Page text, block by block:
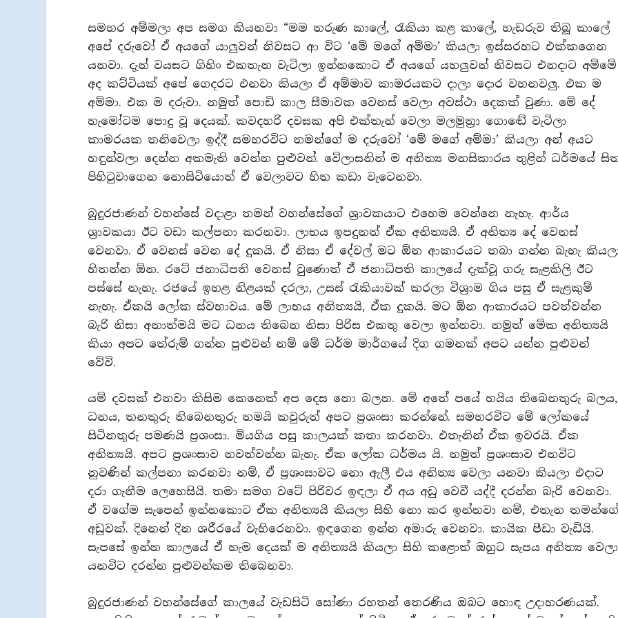
සමහර අම්මලා අප සමග කියනවා “මම තරුණ කාලේ, රැකියා කළ කාලේ, හැඩරුව තිබූ කාලේ
අපේ දරුවෝ ඒ අයගේ යාලුවන් නිවසට ආ විට ‘මේ මගේ අම්මා’ කියලා ඉස්සරහට එක්කගෙන
යනවා. දැන් වයසට ගිහිං එකතැන වැටිලා ඉන්නකොට ඒ අයගේ යහලුවන් නිවසට එනදාට අම්මේ
අද කට්ටියක් අපේ ගෙදරට එනවා කියලා ඒ අම්මාව කාමරයකට දාලා දොර වහනවලු. එක ම
අම්මා. එක ම දරුවා. නමුත් පොඩි කාල සීමාවක වෙනස් වෙලා අවස්ථා දෙකක් වුණා. මේ දේ
හැමෝටම පොදු වූ දෙයක්. කවදහරි දවසක අපි එක්තැන් වෙලා මලමුත්‍රා ගොඬේ වැටිලා
කාමරයක තනිවෙලා ඉද්දී සමහරවිට තමන්ගේ ම දරුවෝ ‘මේ මගේ අම්මා’ කියලා අන් අයට
හඳුන්වලා දෙන්න අකමැති වෙන්න පුළුවන්. වේලාසනින් ම අනිත්‍ය මනසිකාරය තුළින් ධර්මයේ
පිහිටුවාගෙන නොසිටියොත් ඒ වෙලාවට හිත කඩා වැටෙනවා.
බුදුරජාණන් වහන්සේ වදාළා තමන් වහන්සේගේ ශ්‍රාවකයාට එහෙම වෙන්නෙ නැහැ. ආර්ය
ශ්‍රාවකයා ඊට වඩා කල්පනා කරනවා. ලාභය ඉපදුනත් ඒක අනිත්‍යයි. ඒ අනිත්‍ය දේ වෙනස්
වෙනවා. ඒ වෙනස් වෙන දේ දුකයි. ඒ නිසා ඒ දේවල් මට ඕන ආකාරයට තබා ගන්න බැහැ
හිතන්න ඕන. රටේ ජනාධිපති වෙනස් වුණොත් ඒ ජනාධිපති කාලයේ දැක්වූ ගරු සැළකිලි ඊට
පස්සේ නැහැ. රජයේ ඉහළ නිළයක් දරලා, උසස් රැකියාවක් කරලා විශ්‍රාම ගිය පසු ඒ සැළකුම්
නැහැ. ඒකයි ලෝක ස්වභාවය. මේ ලාභය අනිත්‍යයි, ඒක දුකයි. මට ඕන ආකාරයට පවත්වන්න
බැරි නිසා අනාත්මයි මට ධනය තිබෙන නිසා පිරිස එකතු වෙලා ඉන්නවා. නමුත් මේක අනිත්‍යයි
කියා අපට තේරුම් ගන්න පුළුවන් නම් මේ ධර්ම මාර්ගයේ දිග ගමනක් අපට යන්න පුළුවන්
වේවි.
යම් දවසක් එනවා කිසිම කෙනෙක් අප දෙස නො බලන. මේ අතේ පයේ හයිය තිබෙනතුරු බලය,
ධනය, තනතුරු තිබෙනතුරු තමයි කවුරුත් අපට ප්‍රශංසා කරන්නේ. සමහරවිට මේ ලෝකයේ
සිටිනතුරු පමණයි ප්‍රශංසා. මියගිය පසු කාලයක් කතා කරනවා. එතැනින් ඒක ඉවරයි. ඒක
අනිත්‍යයි. අපට ප්‍රශංසාව නවත්වන්න බැහැ. ඒක ලෝක ධර්මය යි. නමුත් ප්‍රශංසාව එනවිට
නුවණින් කල්පනා කරනවා නම්, ඒ ප්‍රශංසාවට නො ඇලී එය අනිත්‍ය වෙලා යනවා කියලා එදාට
දරා ගැනීම ලෙහෙසියි. තමා සමග වටේ පිරිවර ඉඳලා ඒ අය අඩු වෙවී යද්දී දරන්න බැරි වෙනවා.
ඒ වගේම සැපෙන් ඉන්නකොට ඒක අනිත්‍යයි කියලා සිහි නො කර ඉන්නවා නම්, එතැන
අඩුවක්. දිනෙන් දින ශරීරයේ වැහිරෙනවා. ඉඳගෙන ඉන්න අමාරු වෙනවා. කායික පීඩා වැඩියි.
සැපසේ ඉන්න කාලයේ ඒ හැම දෙයක් ම අනිත්‍යයි කියලා සිහි කළොත් ඔහුට සැපය අනිත්‍ය වෙලා
යනවිට දරන්න පුළුවන්කම තිබෙනවා.
බුදුරජාණන් වහන්සේගේ කාලයේ වැඩසිටි සෝණා රහතන් තෙරණිය ඔබට හොඳ උදාහරණයක්.